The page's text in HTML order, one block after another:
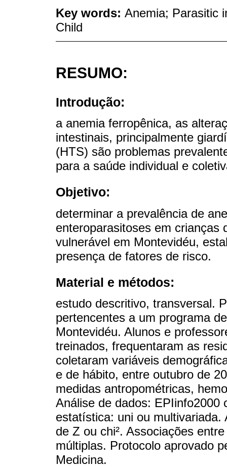
Key words: Anemia; Parasitic
Child
RESUMO:
Introdução:
a anemia ferropênica, as
intestinais, principalmente
(HTS) são problemas
para a saúde individual e
Objetivo:
determinar a prevalência de
enteroparasitoses em crianças
vulnerável em Montevidéu,
presença de fatores de risco.
Material e métodos:
estudo descritivo, transversal.
pertencentes a um programa
Montevidéu. Alunos e
treinados, frequentaram as
coletaram variáveis
e de hábito, entre outubro de
medidas antropométricas,
Análise de dados: EPIinfo2000
estatística: uni ou
de Z ou chi². Associações
múltiplas. Protocolo aprovado
Medicina.